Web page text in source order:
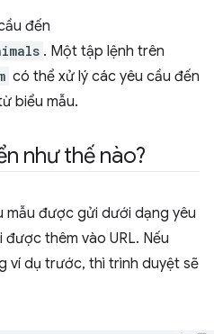
đến
. Một tập lệnh trên
có thể xử lý các yêu cầu đến
biểu mẫu.
như thế nào?
mẫu được gửi dưới dạng yêu
được thêm vào URL. Nếu
ví dụ trước, thì trình duyệt sẽ